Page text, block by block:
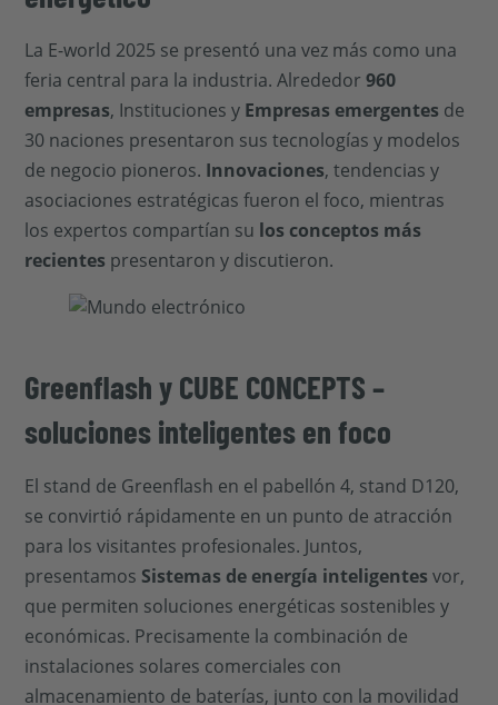
La E-world 2025 se presentó una vez más como una
feria central para la industria. Alrededor960
empresas, Instituciones y Empresas emergentes de
30 naciones presentaron sus tecnologías y modelos
de negocio pioneros. Innovaciones, tendencias y
asociaciones estratégicas fueron el foco, mientras
los expertos compartían su los conceptos más
recientes presentaron y discutieron.
Greenflash y CUBE CONCEPTS –
soluciones inteligentes en foco
El stand de Greenflash en el pabellón 4, stand D120,
se convirtió rápidamente en un punto de atracción
para los visitantes profesionales. Juntos,
presentamos Sistemas de energía inteligentes vor,
que permiten soluciones energéticas sostenibles y
económicas. Precisamente la combinación de
instalaciones solares comerciales con
almacenamiento de baterías, junto con la movilidad